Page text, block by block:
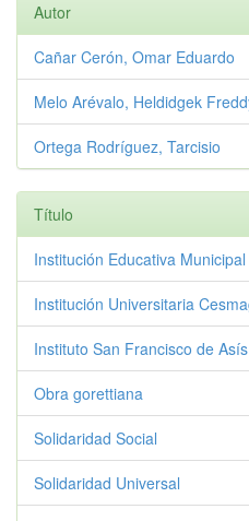
Autor
Cañar Cerón, Omar Eduardo
Melo Arévalo, Heldidgek
Ortega Rodríguez, Tarcisio
Título
Institución Educativa
Institución Universitaria
Instituto San Francisco de Asís
Obra gorettiana
Solidaridad Social
Solidaridad Universal